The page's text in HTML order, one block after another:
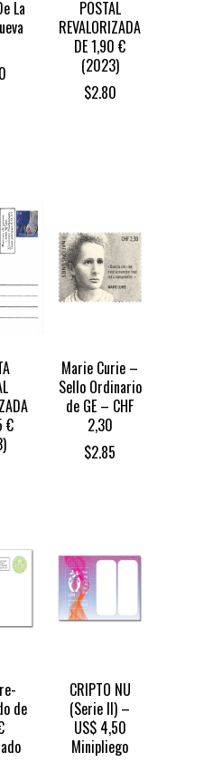
La
POSTAL
REVALORIZADA
DE 1,90 €
(2023)
$2.80
€
Marie Curie –
Sello Ordinario
de GE – CHF
2,30
$2.85
de
CRIPTO NU
(Serie II) –
US$ 4,50
Minipliego